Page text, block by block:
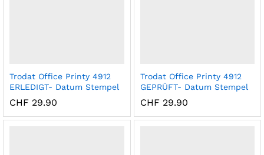
Trodat Office Printy 4912
ERLEDIGT- Datum Stempel
CHF 29.90
Trodat Office Printy 4912
GEPRÜFT- Datum Stempel
CHF 29.90